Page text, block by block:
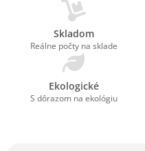
Skladom
Reálne počty na sklade
Ekologické
S dôrazom na ekológiu